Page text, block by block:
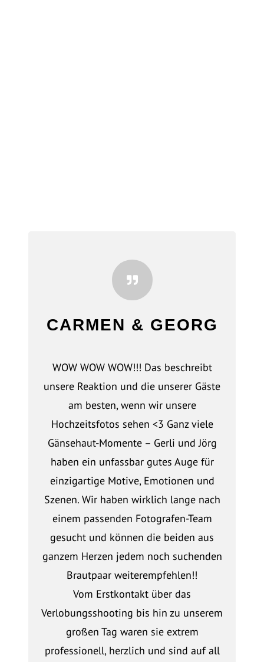
CARMEN & GEORG
WOW WOW WOW!!! Das beschreibt
unsere Reaktion und die unserer Gäste
am besten, wenn wir unsere
Hochzeitsfotos sehen <3 Ganz viele
Gänsehaut-Momente – Gerli und Jörg
haben ein unfassbar gutes Auge für
einzigartige Motive, Emotionen und
Szenen. Wir haben wirklich lange nach
einem passenden Fotografen-Team
gesucht und können die beiden aus
ganzem Herzen jedem noch suchenden
Brautpaar weiterempfehlen!!
Vom Erstkontakt über das
Verlobungsshooting bis hin zu unserem
großen Tag waren sie extrem
professionell, herzlich und sind auf all